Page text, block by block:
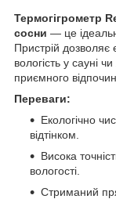
Термогігрометр
сосни — це
Пристрій
вологість у сауні
приємного
Переваги:
Екологічно
відтінком.
Висока
вологості.
Стриманий